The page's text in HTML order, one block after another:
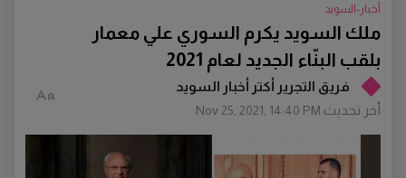
فريق التجرير أكتر أخبار السويد
أخر تحديث Nov 25, 2021, 14:40 PM
ملك السويد يكرم السوري علي معمار
بلقب البنّاء الجديد لعام 2021
أخبار-السويد